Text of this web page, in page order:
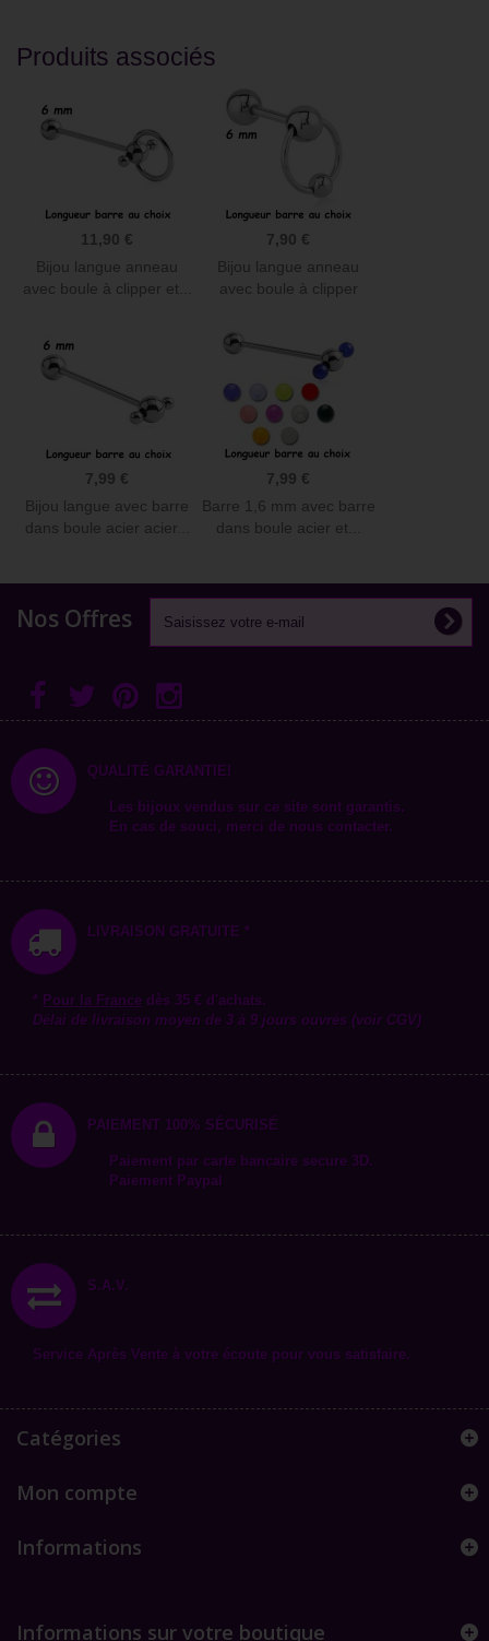
Produits associés
11,90 €
Bijou langue anneau
avec boule à clipper et...
7,90 €
Bijou langue anneau
avec boule à clipper
7,99 €
Bijou langue avec barre
dans boule acier acier...
7,99 €
Barre 1,6 mm avec barre
dans boule acier et...
Nos Offres
QUALITÉ GARANTIE!
Les bijoux vendus sur ce site sont garantis.
En cas de souci, merci de nous contacter.
LIVRAISON GRATUITE *
* Pour la France dès 35 € d'achats.
Délai de livraison moyen de 3 à 9 jours ouvrés (voir CGV)
PAIEMENT 100% SÉCURISÉ
Paiement par carte bancaire secure 3D.
Paiement Paypal
S.A.V.
Service Après Vente à votre écoute pour vous satisfaire.
Catégories
Mon compte
Informations
Informations sur votre boutique